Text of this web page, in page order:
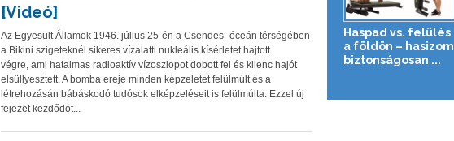
[Videó]
Az Egyesült Államok 1946. július 25-én a Csendes- óceán térségében
a Bikini szigeteknél sikeres vízalatti nukleális kísérletet hajtott
végre, ami hatalmas radioaktív vízoszlopot dobott fel és kilenc hajót
elsüllyesztett. A bomba ereje minden képzeletet felülmúlt és a
létrehozásán bábáskodó tudósok elképzeléseit is felülmúlta. Ezzel új
fejezet kezdődöt...
Haspad vs. felülés
a földön – hasizom
biztonságosan ...